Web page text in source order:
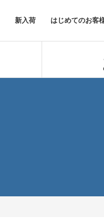
新入荷 はじめてのお客